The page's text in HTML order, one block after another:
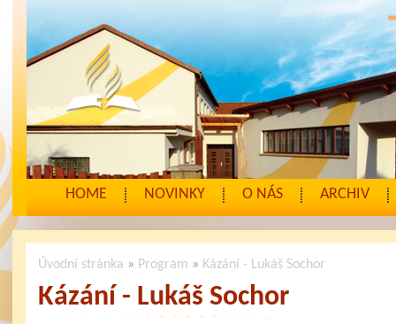
HOME NOVINKY O NÁS ARCHIV
Úvodní stránka » Program » Kázání - Lukáš Sochor
Kázání - Lukáš Sochor